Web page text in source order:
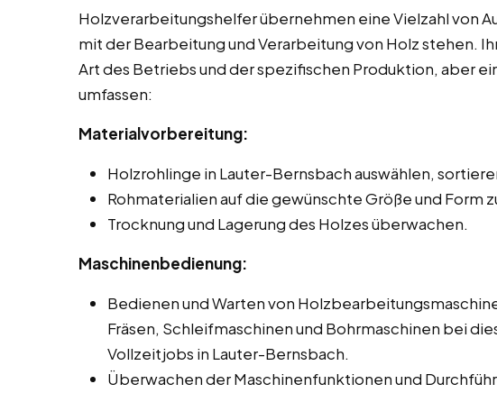
Holzverarbeitungshelfer übernehmen eine Vielzahl von
mit der Bearbeitung und Verarbeitung von Holz stehen.
Art des Betriebs und der spezifischen Produktion, aber
umfassen:
Materialvorbereitung:
Holzrohlinge in Lauter-Bernsbach auswählen,
Rohmaterialien auf die gewünschte Größe und Form
Trocknung und Lagerung des Holzes überwachen.
Maschinenbedienung:
Bedienen und Warten von
Fräsen, Schleifmaschinen und Bohrmaschinen bei
Vollzeitjobs in Lauter-Bernsbach.
Überwachen der Maschinenfunktionen und